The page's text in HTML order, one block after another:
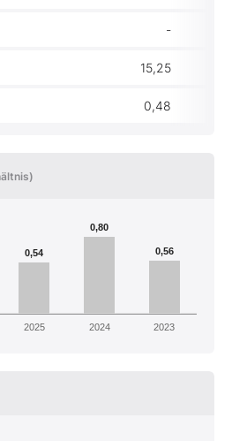
-
15,25
0,48
0,54
0,80
0,56
2025 2024 2023